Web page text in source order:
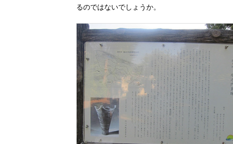
るのではないでしょうか。